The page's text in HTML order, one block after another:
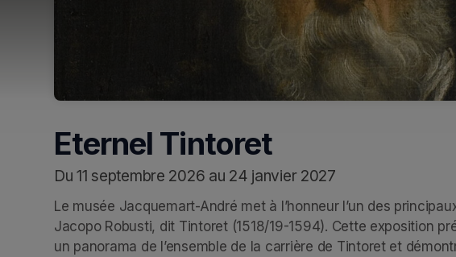
Eternel Tintoret
Du 11 septembre 2026 au 24 janvier 2027
Le musée Jacquemart-André met à l’honneur l’un des
Jacopo Robusti, dit Tintoret (1518/19-1594). Cette exposition
un panorama de l’ensemble de la carrière de Tintoret et